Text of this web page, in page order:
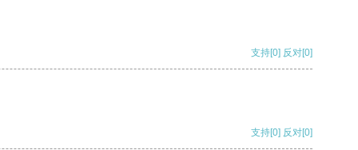
支持[0] 反对[0]
支持[0] 反对[0]